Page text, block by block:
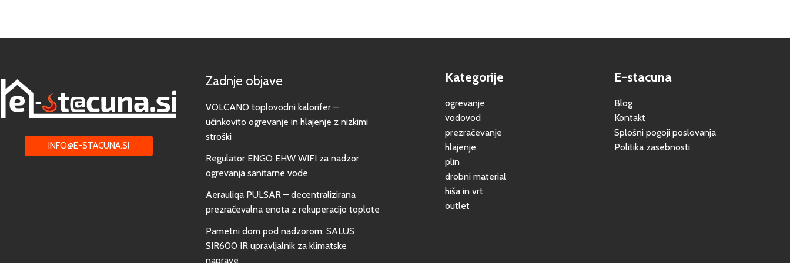
INFO@E-STACUNA.SI
Zadnje objave
VOLCANO toplovodni kalorifer –
učinkovito ogrevanje in hlajenje z nizkimi
stroški
Regulator ENGO EHW WIFI za nadzor
ogrevanja sanitarne vode
Aerauliqa PULSAR – decentralizirana
prezračevalna enota z rekuperacijo toplote
Pametni dom pod nadzorom: SALUS
SIR600 IR upravljalnik za klimatske
naprave
Kategorije
ogrevanje
vodovod
prezračevanje
hlajenje
plin
drobni material
hiša in vrt
outlet
E-stacuna
Blog
Kontakt
Splošni pogoji poslovanja
Politika zasebnosti